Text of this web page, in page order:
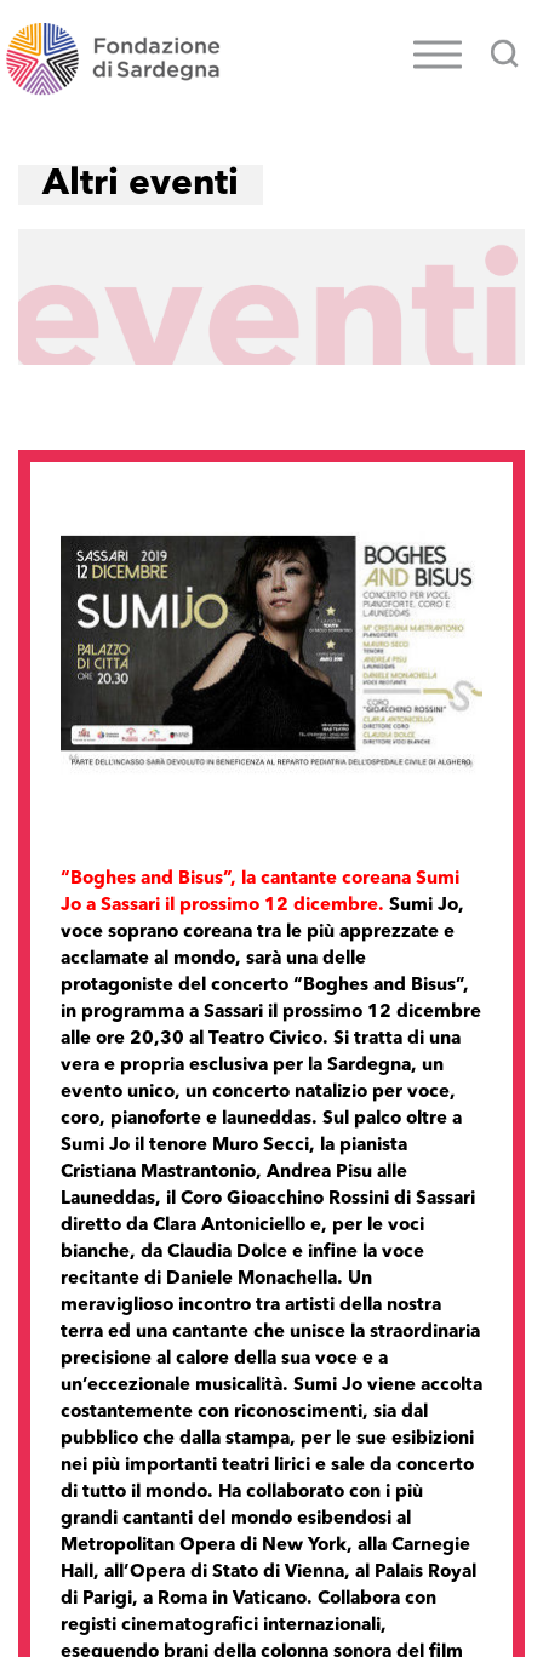
Altri eventi
“Boghes and Bisus”, la cantante coreana Sumi
Jo a Sassari il prossimo 12 dicembre. Sumi Jo,
voce soprano coreana tra le più apprezzate e
acclamate al mondo, sarà una delle
protagoniste del concerto “Boghes and Bisus”,
in programma a Sassari il prossimo 12 dicembre
alle ore 20,30 al Teatro Civico. Si tratta di una
vera e propria esclusiva per la Sardegna, un
evento unico, un concerto natalizio per voce,
coro, pianoforte e launeddas. Sul palco oltre a
Sumi Jo il tenore Muro Secci, la pianista
Cristiana Mastrantonio, Andrea Pisu alle
Launeddas, il Coro Gioacchino Rossini di Sassari
diretto da Clara Antoniciello e, per le voci
bianche, da Claudia Dolce e infine la voce
recitante di Daniele Monachella. Un
meraviglioso incontro tra artisti della nostra
terra ed una cantante che unisce la straordinaria
precisione al calore della sua voce e a
un’eccezionale musicalità. Sumi Jo viene accolta
costantemente con riconoscimenti, sia dal
pubblico che dalla stampa, per le sue esibizioni
nei più importanti teatri lirici e sale da concerto
di tutto il mondo. Ha collaborato con i più
grandi cantanti del mondo esibendosi al
Metropolitan Opera di New York, alla Carnegie
Hall, all’Opera di Stato di Vienna, al Palais Royal
di Parigi, a Roma in Vaticano. Collabora con
registi cinematografici internazionali,
eseguendo brani della colonna sonora del film